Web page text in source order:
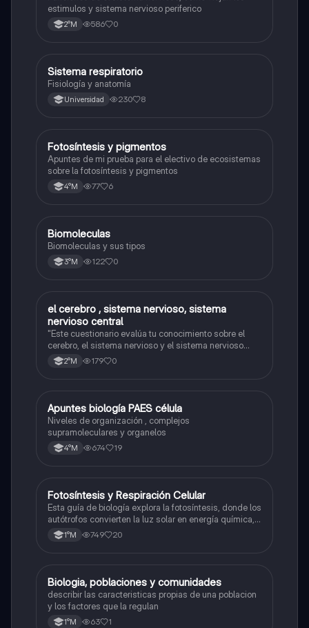
estimulos y sistema nervioso periferico
2°M 586 0
Biología
Sistema respiratorio
Fisiología y anatomía
Universidad 230 8
Biología
Fotosíntesis y pigmentos
Apuntes de mi prueba para el electivo de ecosistemas
sobre la fotosíntesis y pigmentos
4°M 77 6
Biología
Biomoleculas
Biomoleculas y sus tipos
3°M 122 0
Biología
el cerebro , sistema nervioso, sistema
nervioso central
"Este cuestionario evalúa tu conocimiento sobre el
cerebro, el sistema nervioso y el sistema nervioso
central."
2°M 179 0
Biología
Apuntes biología PAES célula
Niveles de organización , complejos
supramoleculares y organelos
4°M 674 19
Biología
Fotosíntesis y Respiración Celular
Esta guía de biología explora la fotosíntesis, donde los
autótrofos convierten la luz solar en energía química, y
la respiración celular, un proceso vital para el flujo de
energía en los ecosistemas.
1°M 749 20
Biología
Biologia, poblaciones y comunidades
describir las caracteristicas propias de una poblacion
y los factores que la regulan
1°M 63 1